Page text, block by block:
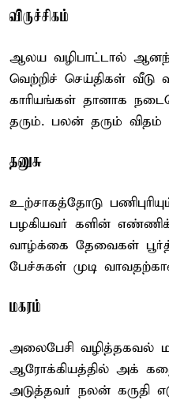
விருச்சிகம்
ஆலய வழிபாட்டால்
வெற்றிச் செய்திகள் வீடு
காரியங்கள் தானாக
தரும். பலன் தரும்
தனுசு
உற்சாகத்தோடு
பழகியவர் களின்
வாழ்க்கை தேவைகள் பூர்த்
பேச்சுகள் முடி
மகரம்
அலைபேசி வழித்தகவல்
ஆரோக்கியத்தில் அக்
அடுத்தவர் நலன் கருதி